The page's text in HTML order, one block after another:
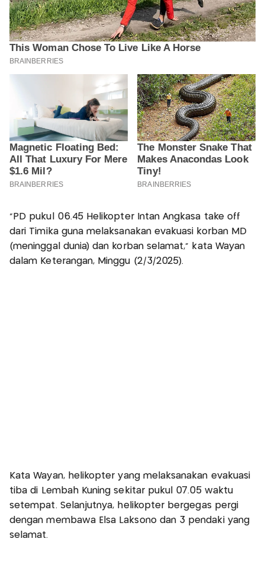
"PD pukul 06.45 Helikopter Intan Angkasa take off
dari Timika guna melaksanakan evakuasi korban MD
(meninggal dunia) dan korban selamat," kata Wayan
dalam Keterangan, Minggu (2/3/2025).
Kata Wayan, helikopter yang melaksanakan evakuasi
tiba di Lembah Kuning sekitar pukul 07.05 waktu
setempat. Selanjutnya, helikopter bergegas pergi
dengan membawa Elsa Laksono dan 3 pendaki yang
selamat.